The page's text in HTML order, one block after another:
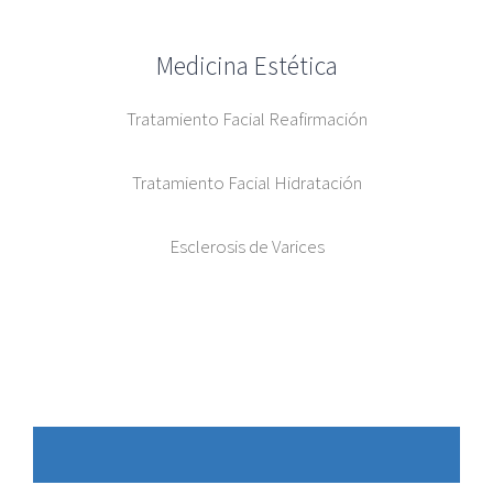
Medicina Estética
Tratamiento Facial Reafirmación
Tratamiento Facial Hidratación
Esclerosis de Varices